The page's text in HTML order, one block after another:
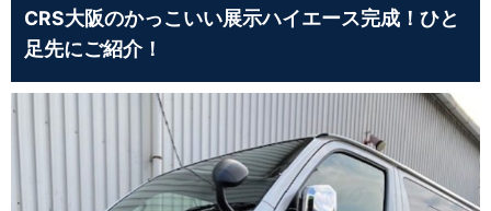
CRS大阪のかっこいい展示ハイエース完成！ひと
足先にご紹介！